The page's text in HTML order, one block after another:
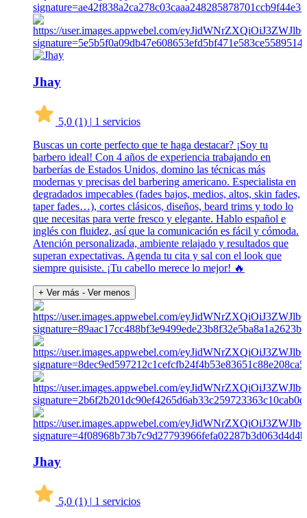
Jhay
5,0 (1) | 1 servicios
Buscas un corte perfecto que te haga destacar? ¡Soy tu
barbero ideal! Con 4 años de experiencia trabajando en
barberías de Estados Unidos, domino las técnicas más
modernas y precisas del barbering americano. Especialista en
degradados impecables (fades bajos, medios, altos, skin fades,
taper fades…), cortes clásicos, diseños, beard trims y todo lo
que necesitas para verte fresco y elegante. Hablo español e
inglés con fluidez, así que la comunicación es fácil y cómoda.
Atención personalizada, ambiente relajado y resultados que
superan expectativas. Agenda tu cita y sal con el look que
siempre quisiste. ¡Tu cabello merece lo mejor! 🔥
+ Ver más - Ver menos
Jhay
5,0 (1) | 1 servicios